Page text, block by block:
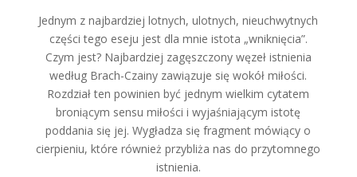
Jednym z najbardziej lotnych, ulotnych, nieuchwytnych
części tego eseju jest dla mnie istota „wniknięcia”.
Czym jest? Najbardziej zagęszczony węzeł istnienia
według Brach-Czainy zawiązuje się wokół miłości.
Rozdział ten powinien być jednym wielkim cytatem
broniącym sensu miłości i wyjaśniającym istotę
poddania się jej. Wygładza się fragment mówiący o
cierpieniu, które również przybliża nas do przytomnego
istnienia.